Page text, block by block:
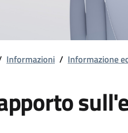
Informazioni / Informazione